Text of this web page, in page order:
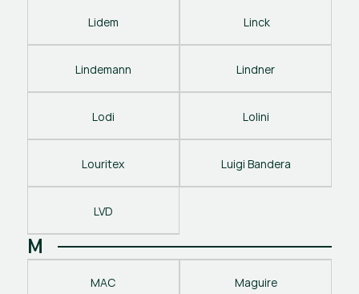
Lidem Linck
Lindemann Lindner
Lodi Lolini
Louritex Luigi Bandera
LVD
M
MAC Maguire